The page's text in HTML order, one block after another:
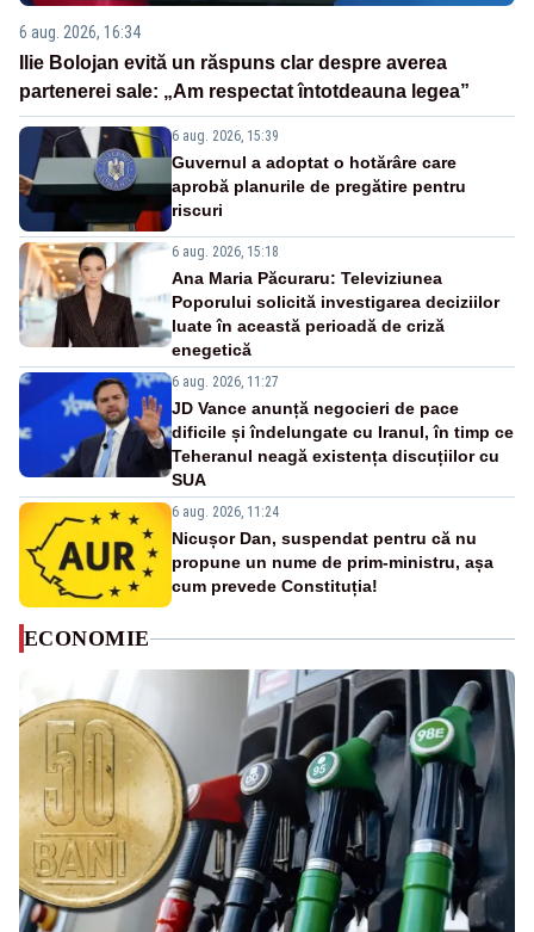
6 aug. 2026, 16:34
Ilie Bolojan evită un răspuns clar despre averea
partenerei sale: „Am respectat întotdeauna legea”
6 aug. 2026, 15:39
Guvernul a adoptat o hotărâre care
aprobă planurile de pregătire pentru
riscuri
6 aug. 2026, 15:18
Ana Maria Păcuraru: Televiziunea
Poporului solicită investigarea deciziilor
luate în această perioadă de criză
enegetică
6 aug. 2026, 11:27
JD Vance anunță negocieri de pace
dificile și îndelungate cu Iranul, în timp ce
Teheranul neagă existența discuțiilor cu
SUA
6 aug. 2026, 11:24
Nicușor Dan, suspendat pentru că nu
propune un nume de prim-ministru, așa
cum prevede Constituția!
ECONOMIE